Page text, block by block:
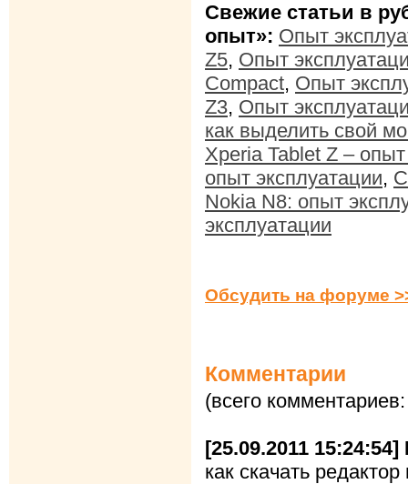
Свежие статьи в
опыт»: Опыт
Z5, Опыт
Compact, Опыт
Z3, Опыт
как выделить свой
Xperia Tablet Z –
опыт эксплуатации,
Nokia N8: опыт
эксплуатации
Обсудить на форуме
Комментарии
(всего
[25.09.2011
как скачать